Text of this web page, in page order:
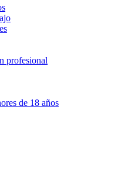
profesional
de 18 años